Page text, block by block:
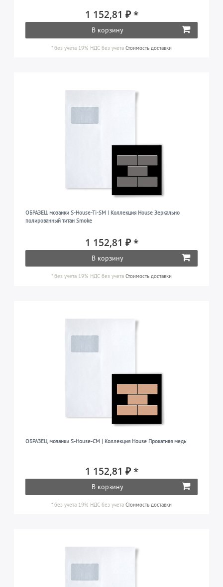
1 152,81 ₽ *
В корзину
*без учета 19% НДС без учета Стоимость доставки
ОБРАЗЕЦ мозаики S-House-Ti-SM | Коллекция House Зеркально
полированный титан Smoke
1 152,81 ₽ *
В корзину
*без учета 19% НДС без учета Стоимость доставки
ОБРАЗЕЦ мозаики S-House-CM | Коллекция House Прокатная медь
1 152,81 ₽ *
В корзину
*без учета 19% НДС без учета Стоимость доставки